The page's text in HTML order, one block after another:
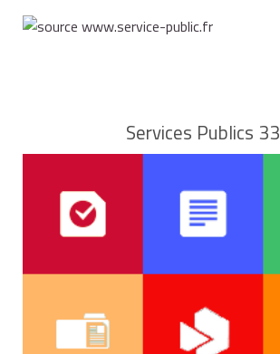
Services Publics 33